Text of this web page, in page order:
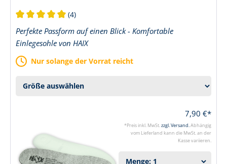
(4)
Perfekte Passform auf einen Blick - Komfortable
Einlegesohle von HAIX
Nur solange der Vorrat reicht
7,90 €*
*Preis inkl. MwSt. zzgl. Versand. Abhängig
vom Lieferland kann die MwSt. an der
Kasse variieren.